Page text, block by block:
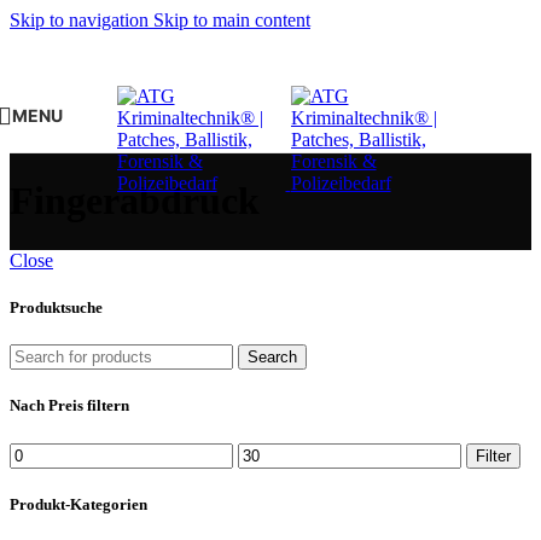
Skip to navigation Skip to main content
MENU
Fingerabdruck
Close
Produktsuche
Search
Nach Preis filtern
Min.
Preis
Max.
Preis
Filter
Produkt-Kategorien